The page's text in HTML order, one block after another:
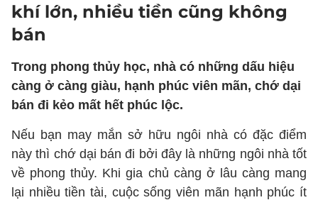
khí lớn, nhiều tiền cũng không
bán
Trong phong thủy học, nhà có những dấu hiệu
càng ở càng giàu, hạnh phúc viên mãn, chớ dại
bán đi kẻo mất hết phúc lộc.
Nếu bạn may mắn sở hữu ngôi nhà có đặc điểm
này thì chớ dại bán đi bởi đây là những ngôi nhà tốt
về phong thủy. Khi gia chủ càng ở lâu càng mang
lại nhiều tiền tài, cuộc sống viên mãn hạnh phúc ít